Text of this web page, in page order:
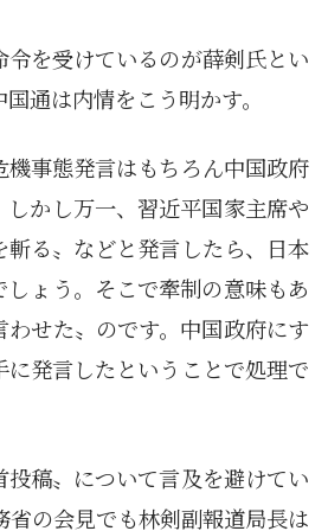
令を受けているのが薛剣氏とい
通は内情をこう明かす。
機事態発言はもちろん中国政府
しかし万一、習近平国家主席や
る〟などと発言したら、日本
ょう。そこで牽制の意味もあ
わせた〟のです。中国政府にす
発言したということで処理で
稿〟について言及を避けてい
省の会見でも林剣副報道局長は